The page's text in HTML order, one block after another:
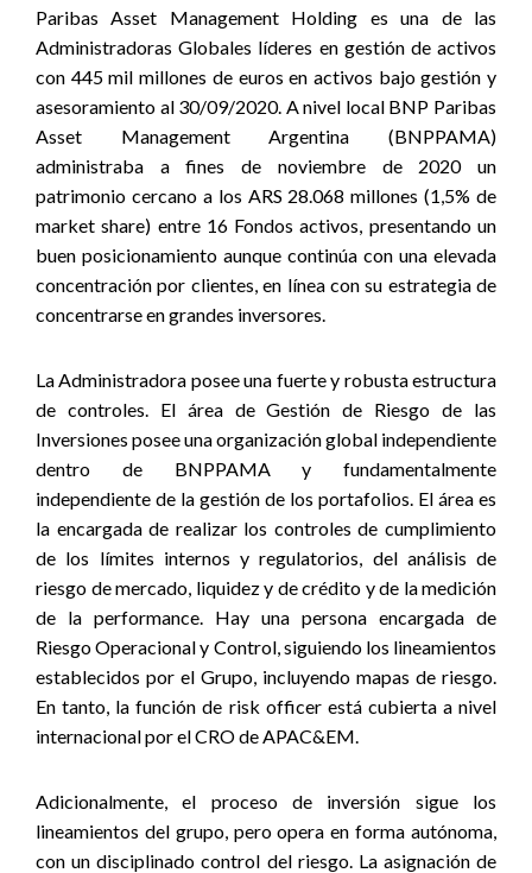
Paribas Asset Management Holding es una de las
Administradoras Globales líderes en gestión de activos
con 445 mil millones de euros en activos bajo gestión y
asesoramiento al 30/09/2020. A nivel local BNP Paribas
Asset Management Argentina (BNPPAMA)
administraba a fines de noviembre de 2020 un
patrimonio cercano a los ARS 28.068 millones (1,5% de
market share) entre 16 Fondos activos, presentando un
buen posicionamiento aunque continúa con una elevada
concentración por clientes, en línea con su estrategia de
concentrarse en grandes inversores.
La Administradora posee una fuerte y robusta estructura
de controles. El área de Gestión de Riesgo de las
Inversiones posee una organización global independiente
dentro de BNPPAMA y fundamentalmente
independiente de la gestión de los portafolios. El área es
la encargada de realizar los controles de cumplimiento
de los límites internos y regulatorios, del análisis de
riesgo de mercado, liquidez y de crédito y de la medición
de la performance. Hay una persona encargada de
Riesgo Operacional y Control, siguiendo los lineamientos
establecidos por el Grupo, incluyendo mapas de riesgo.
En tanto, la función de risk officer está cubierta a nivel
internacional por el CRO de APAC&EM.
Adicionalmente, el proceso de inversión sigue los
lineamientos del grupo, pero opera en forma autónoma,
con un disciplinado control del riesgo. La asignación de